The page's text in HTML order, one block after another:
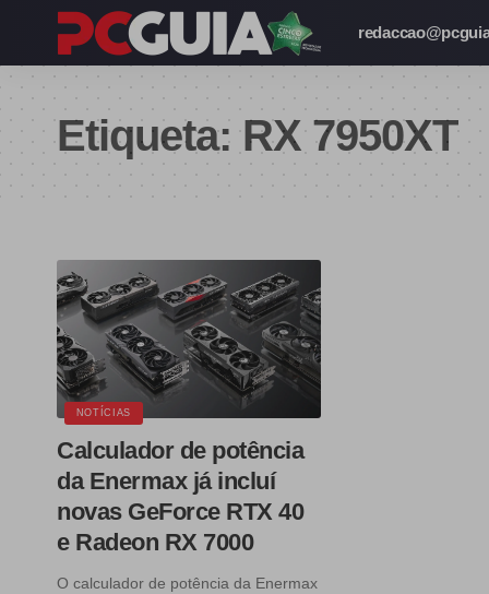
Etiqueta: RX 7950XT
NOTÍCIAS
Calculador de potência
da Enermax já incluí
novas GeForce RTX 40
e Radeon RX 7000
O calculador de potência da Enermax